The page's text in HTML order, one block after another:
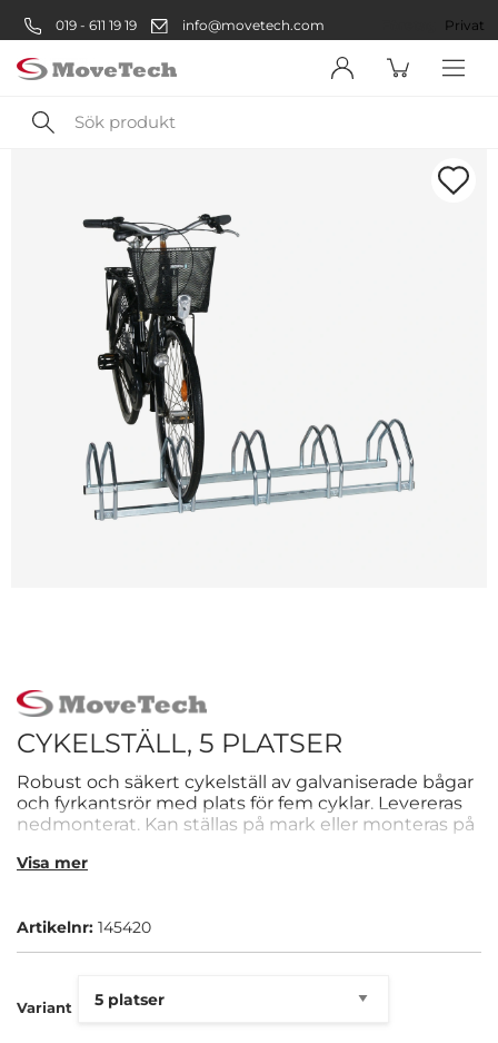
019 - 611 19 19 info@movetech.com Privat
Sök
produkt
CYKELSTÄLL, 5 PLATSER
Robust och säkert cykelställ av galvaniserade bågar
och fyrkantsrör med plats för fem cyklar. Levereras
nedmonterat. Kan ställas på mark eller monteras på
Visa mer
Artikelnr: 145420
Variant
handla:
Företag
Privatperson
Privat